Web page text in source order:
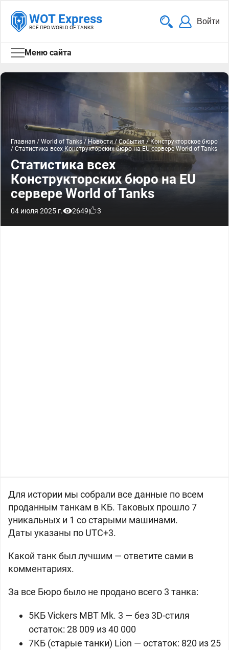
WOT Express
ВСЁ ПРО WORLD OF TANKS
Войти
Меню сайта
Главная / World of Tanks / Новости/ События / Конструкторское бюро
/ Статистика всех Конструкторских бюро на EU сервере World of Tanks
Статистика всех
Конструкторских бюро на EU
сервере World of Tanks
04 июля 2025 г. 2649 3
Для истории мы собрали все данные по всем
проданным танкам в КБ. Таковых прошло 7
уникальных и 1 со старыми машинами.
Даты указаны по UTC+3.
Какой танк был лучшим — ответите сами в
комментариях.
За все Бюро было не продано всего 3 танка:
5КБVickers MBT Mk. 3 — без 3D-стиля
остаток: 28 009 из 40 000
7КБ (старые танки) Lion — остаток: 820 из 25